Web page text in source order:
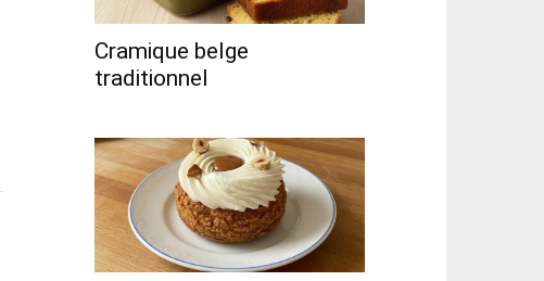
Cramique belge
traditionnel